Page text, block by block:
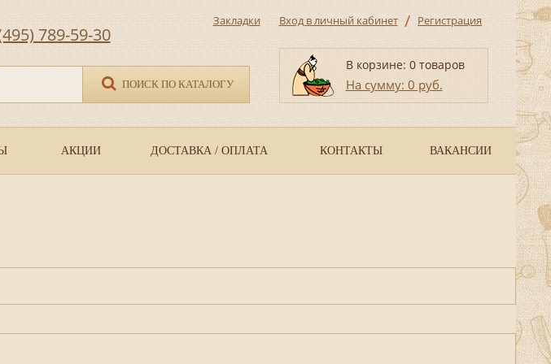
789-59-30
ПОИСК ПО КАТАЛОГУ
Закладки Вход в личный кабинет / Регистрация
В корзине: 0 товаров
На сумму: 0 руб.
АКЦИИ ДОСТАВКА / ОПЛАТА КОНТАКТЫ ВАКАНСИИ